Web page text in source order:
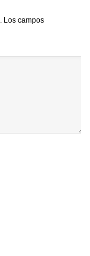
Los campos